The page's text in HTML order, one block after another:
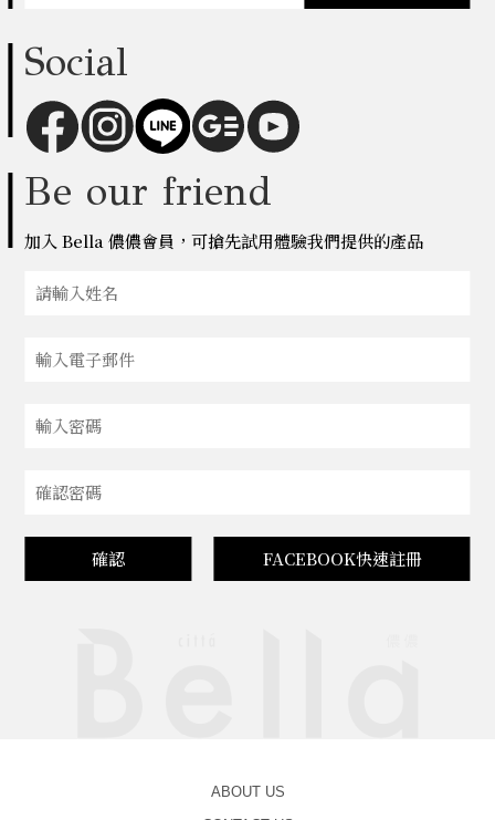
Social
Be our friend
加入 Bella 儂儂會員，可搶先試用體驗我們提供的產品
確認 FACEBOOK快速註冊
ABOUT US